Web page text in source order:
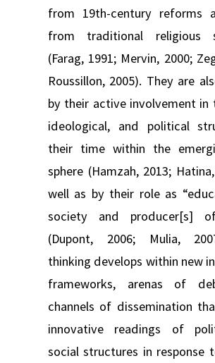
from 19th-century reforms
from traditional religious
(Farag, 1991; Mervin, 2000;
Roussillon, 2005). They are
by their active involvement in
ideological, and political
their time within the
sphere (Hamzah, 2013;
well as by their role as
society and producer[s]
(Dupont, 2006; Mulia,
thinking develops within new
frameworks, arenas of
channels of dissemination
innovative readings of
social structures in response